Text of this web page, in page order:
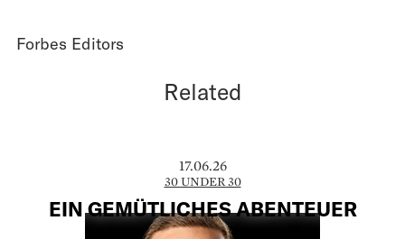
Forbes Editors
Related
17.06.26
30 UNDER 30
EIN GEMÜTLICHES ABENTEUER